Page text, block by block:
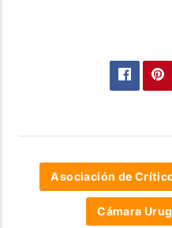
Asociación de
Cámara